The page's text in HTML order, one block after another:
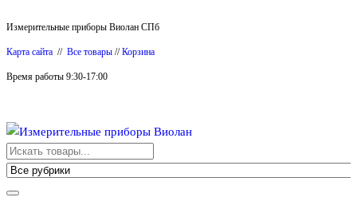
к
содержимому
Измерительные приборы Виолан СПб
Карта сайта // Все товары //Корзина
Время работы 9:30-17:00
Измерительные приборы Виолан